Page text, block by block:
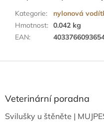
Kategorie:
nylonová
Hmotnost: 0.042 kg
EAN:
aVeterinární poradna
Svilušky u štěněte |